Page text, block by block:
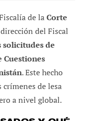
de laCorte
del Fiscal
solicitudes de
Cuestiones
. Este hecho
de lesa
a nivel global.